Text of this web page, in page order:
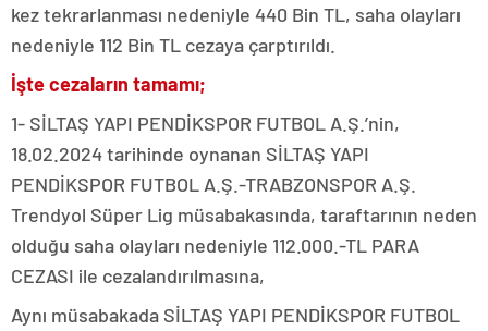
kez tekrarlanması nedeniyle 440 Bin TL, saha olayları
nedeniyle 112 Bin TL cezaya çarptırıldı.
İşte cezaların tamamı;
1- SİLTAŞ YAPI PENDİKSPOR FUTBOL A.Ş.’nin,
18.02.2024 tarihinde oynanan SİLTAŞ YAPI
PENDİKSPOR FUTBOL A.Ş.-TRABZONSPOR A.Ş.
Trendyol Süper Lig müsabakasında, taraftarının neden
olduğu saha olayları nedeniyle 112.000.-TL PARA
CEZASI ile cezalandırılmasına,
Aynı müsabakada SİLTAŞ YAPI PENDİKSPOR FUTBOL